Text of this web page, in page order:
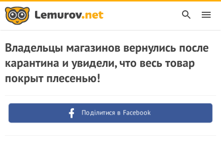
Владельцы магазинов вернулись после
карантина и увидели, что весь товар
покрыт плесенью!
Поділитися в Facebook